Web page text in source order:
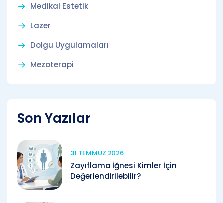
Medikal Estetik
Lazer
Dolgu Uygulamaları
Mezoterapi
Son Yazılar
31 TEMMUZ 2026
Zayıflama İğnesi Kimler İçin
Değerlendirilebilir?